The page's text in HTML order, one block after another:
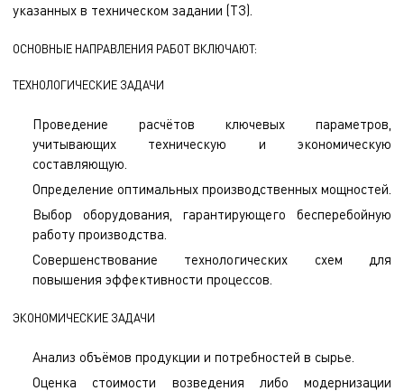
указанных в техническом задании (ТЗ).
ОСНОВНЫЕ НАПРАВЛЕНИЯ РАБОТ ВКЛЮЧАЮТ:
ТЕХНОЛОГИЧЕСКИЕ ЗАДАЧИ
Проведение расчётов ключевых параметров,
учитывающих техническую и экономическую
составляющую.
Определение оптимальных производственных мощностей.
Выбор оборудования, гарантирующего бесперебойную
работу производства.
Совершенствование технологических схем для
повышения эффективности процессов.
ЭКОНОМИЧЕСКИЕ ЗАДАЧИ
Анализ объёмов продукции и потребностей в сырье.
Оценка стоимости возведения либо модернизации